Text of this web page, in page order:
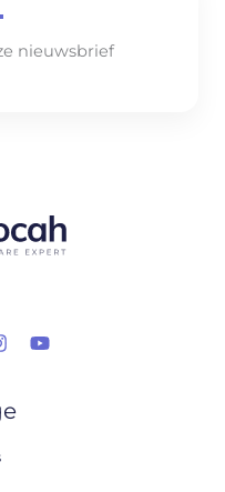
nieuwsbrief